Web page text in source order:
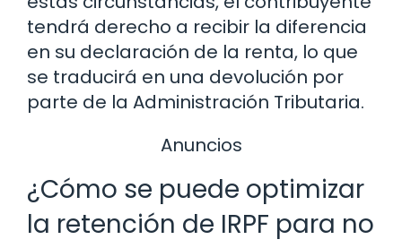
tendrá derecho a recibir la diferencia
en su declaración de la renta, lo que
se traducirá en una devolución por
parte de la Administración Tributaria.
Anuncios
¿Cómo se puede optimizar
la retención de IRPF para no